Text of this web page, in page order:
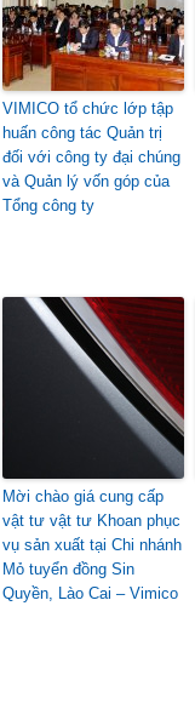
VIMICO tổ chức lớp tập
huấn công tác Quản trị
đối với công ty đại chúng
và Quản lý vốn góp của
Tổng công ty
Mời chào giá cung cấp
vật tư vật tư Khoan phục
vụ sản xuất tại Chi nhánh
Mỏ tuyển đồng Sin
Quyền, Lào Cai – Vimico